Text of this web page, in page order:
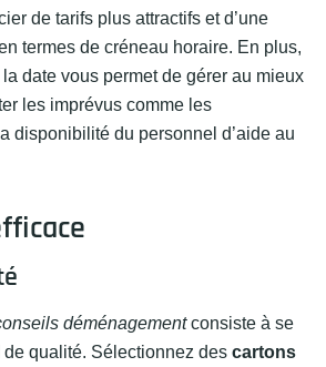
de tarifs plus attractifs et d’une
termes de créneau horaire. En plus,
date vous permet de gérer au mieux
les imprévus comme les
disponibilité du personnel d’aide au
déménagementconsiste à se
de qualité. Sélectionnez des cartons